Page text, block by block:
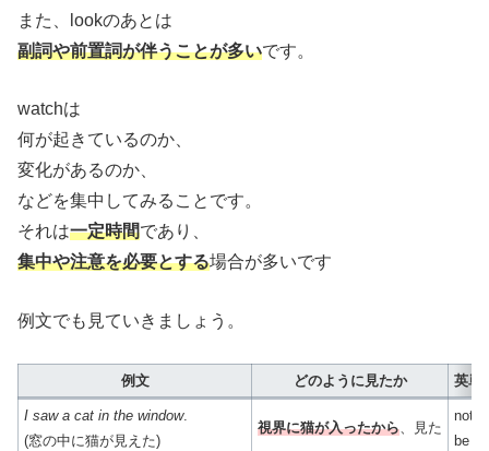
また、lookのあとは
副詞や前置詞が伴うことが多いです。
watchは
何が起きているのか、
変化があるのか、
などを集中してみることです。
それは一定時間であり、
集中や注意を必要とする場合が多いです
例文でも見ていきましょう。
例文 どのように見たか 英単
I saw a cat in the window.
(窓の中に猫が見えた)
視界に猫が入ったから、見た
be